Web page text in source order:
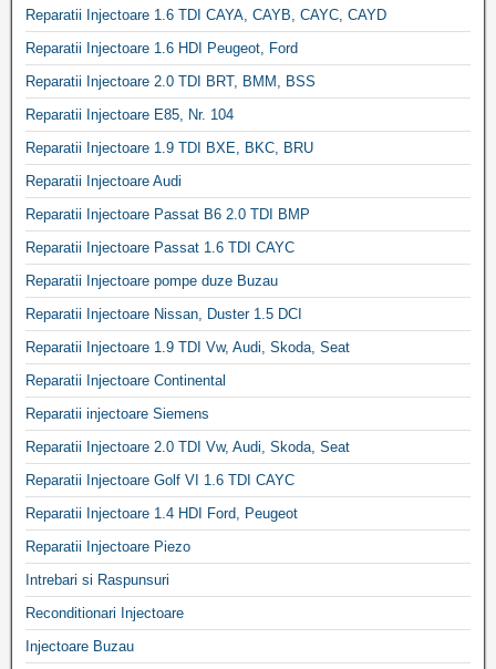
Reparatii Injectoare 1.6 TDI CAYA, CAYB, CAYC, CAYD
Reparatii Injectoare 1.6 HDI Peugeot, Ford
Reparatii Injectoare 2.0 TDI BRT, BMM, BSS
Reparatii Injectoare E85, Nr. 104
Reparatii Injectoare 1.9 TDI BXE, BKC, BRU
Reparatii Injectoare Audi
Reparatii Injectoare Passat B6 2.0 TDI BMP
Reparatii Injectoare Passat 1.6 TDI CAYC
Reparatii Injectoare pompe duze Buzau
Reparatii Injectoare Nissan, Duster 1.5 DCI
Reparatii Injectoare 1.9 TDI Vw, Audi, Skoda, Seat
Reparatii Injectoare Continental
Reparatii injectoare Siemens
Reparatii Injectoare 2.0 TDI Vw, Audi, Skoda, Seat
Reparatii Injectoare Golf VI 1.6 TDI CAYC
Reparatii Injectoare 1.4 HDI Ford, Peugeot
Reparatii Injectoare Piezo
Intrebari si Raspunsuri
Reconditionari Injectoare
Injectoare Buzau